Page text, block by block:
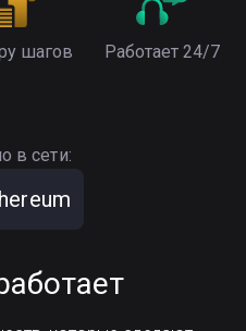
шагов Работает 24/7
в сети: